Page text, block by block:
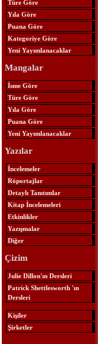
Türe Göre
Yıla Göre
Puana Göre
Kategoriye Göre
Yeni Yayımlanacaklar
Mangalar
İsme Göre
Türe Göre
Yıla Göre
Puana Göre
Yeni Yayımlanacaklar
Yazılar
İncelemeler
Röportajlar
Detaylı Tanıtımlar
Kitap İncelemeleri
Etkinlikler
Yazışmalar
Diğer
Çizim
Julie Dillon'ın Dersleri
Patrick Shettlesworth 'ın
Dersleri
Kişiler
Şirketler